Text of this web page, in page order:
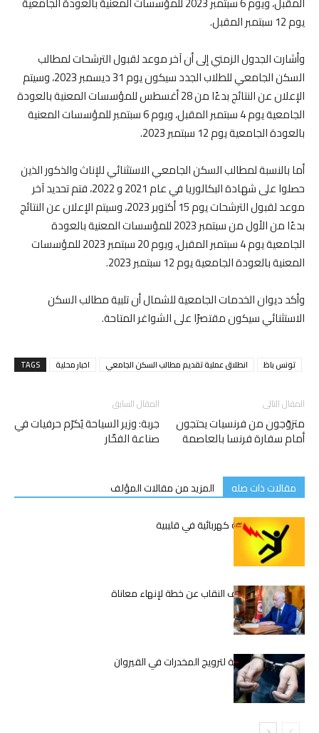
يوم 12 سبتمبر المقبل.
وأشارت الجدول الزمني إلى أن آخر موعد لقبول الترشحات لمطالب
السكن الجامعي للطلاب الجدد سيكون يوم 31 ديسمبر 2023، وسيتم
الإعلان عن النتائج بدءًا من 28 أغسطس للمؤسسات المعنية بالعودة
الجامعية يوم 4 سبتمبر المقبل، ويوم 6 سبتمبر للمؤسسات المعنية
بالعودة الجامعية يوم 12 سبتمبر 2023.
أما بالنسبة لمطالب السكن الجامعي الاستثنائي للإناث والذكور الذين
حصلوا على شهادة البكالوريا في عام 2021 و 2022، فتم تحديد آخر
موعد لقبول الترشحات يوم 15 أكتوبر 2023، وسيتم الإعلان عن النتائج
بدءًا من الأول من سبتمبر 2023 للمؤسسات المعنية بالعودة
الجامعية يوم 4 سبتمبر المقبل، ويوم 20 سبتمبر 2023 للمؤسسات
المعنية بالعودة الجامعية يوم 12 سبتمبر 2023.
وأكد ديوان الخدمات الجامعية للشمال أن تلبية مطالب السكن
الاستثنائي سيكون مقتصرًا على الشواغر المتاحة.
TAGS اخبار محلية انطلاق عملية تقديم مطالب السكن الجامعي تونس باظ
المقال السابق
جربة: وزير السياحة يُكرّم حرفيات في
صناعة الفخّار
المقال التالى
متزوّجون من فرنسيات يحتجون
أمام سفارة فرنسا بالعاصمة
مقالات ذات صله
المزيد من مقالات المؤلف
وفاة شاب بصعقة كهربائية في قليبية
قيس سعيّد يكشف النقاب عن خطة لإنهاء معاناة
المعلمين
تفكيك شبكة دولية لترويج المخدرات في القيروان